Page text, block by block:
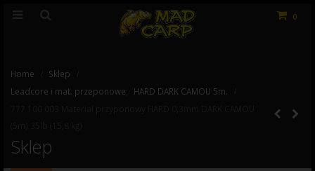
0
Home
Sklep
Leadcore i mat. przeponowe
HARD DARK CAMOU 5m.
Sklep